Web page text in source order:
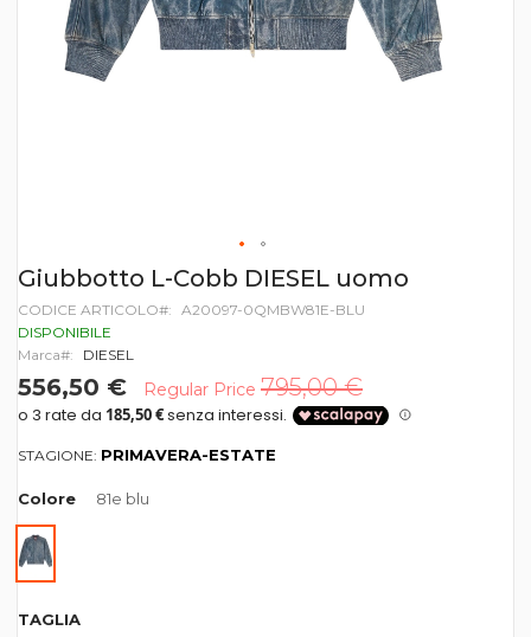
Vai
all'inizio
della
galleria
di
Giubbotto L-Cobb DIESEL uomo
CODICE ARTICOLO
A20097-0QMBW81E-BLU
DISPONIBILE
Marca
DIESEL
556,50 € Regular Price 795,00 €
STAGIONE: PRIMAVERA-ESTATE
Colore 81e blu
TAGLIA